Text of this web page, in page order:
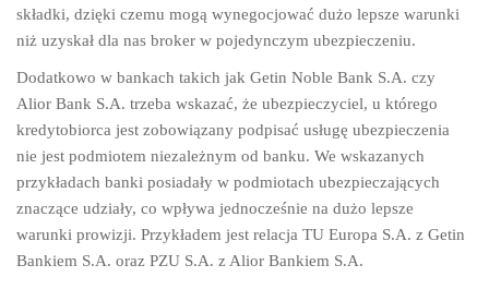
składki, dzięki czemu mogą wynegocjować dużo lepsze warunki
niż uzyskał dla nas broker w pojedynczym ubezpieczeniu.
Dodatkowo w bankach takich jak Getin Noble Bank S.A. czy
Alior Bank S.A. trzeba wskazać, że ubezpieczyciel, u którego
kredytobiorca jest zobowiązany podpisać usługę ubezpieczenia
nie jest podmiotem niezależnym od banku. We wskazanych
przykładach banki posiadały w podmiotach ubezpieczających
znaczące udziały, co wpływa jednocześnie na dużo lepsze
warunki prowizji. Przykładem jest relacja TU Europa S.A. z Getin
Bankiem S.A. oraz PZU S.A. z Alior Bankiem S.A.